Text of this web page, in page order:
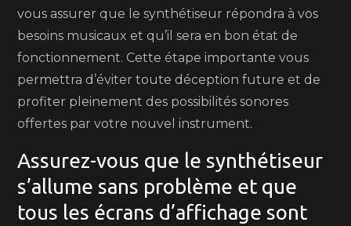
vous assurer que le synthétiseur répondra à vos
besoins musicaux et qu’il sera en bon état de
fonctionnement. Cette étape importante vous
permettra d’éviter toute déception future et de
profiter pleinement des possibilités sonores
offertes par votre nouvel instrument.
Assurez-vous que le synthétiseur
s’allume sans problème et que
tous les écrans d’affichage sont